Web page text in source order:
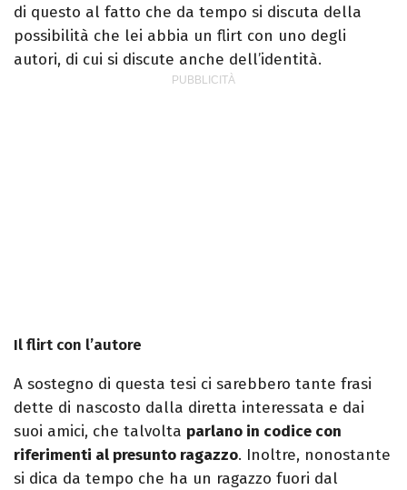
di questo al fatto che da tempo si discuta della
possibilità che lei abbia un flirt con uno degli
autori, di cui si discute anche dell’identità.
Il flirt con l’autore
A sostegno di questa tesi ci sarebbero tante frasi
dette di nascosto dalla diretta interessata e dai
suoi amici, che talvolta parlano in codice con
riferimenti al presunto ragazzo. Inoltre, nonostante
si dica da tempo che ha un ragazzo fuori dal